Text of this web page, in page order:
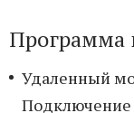
Программа
Удаленный
Подключение